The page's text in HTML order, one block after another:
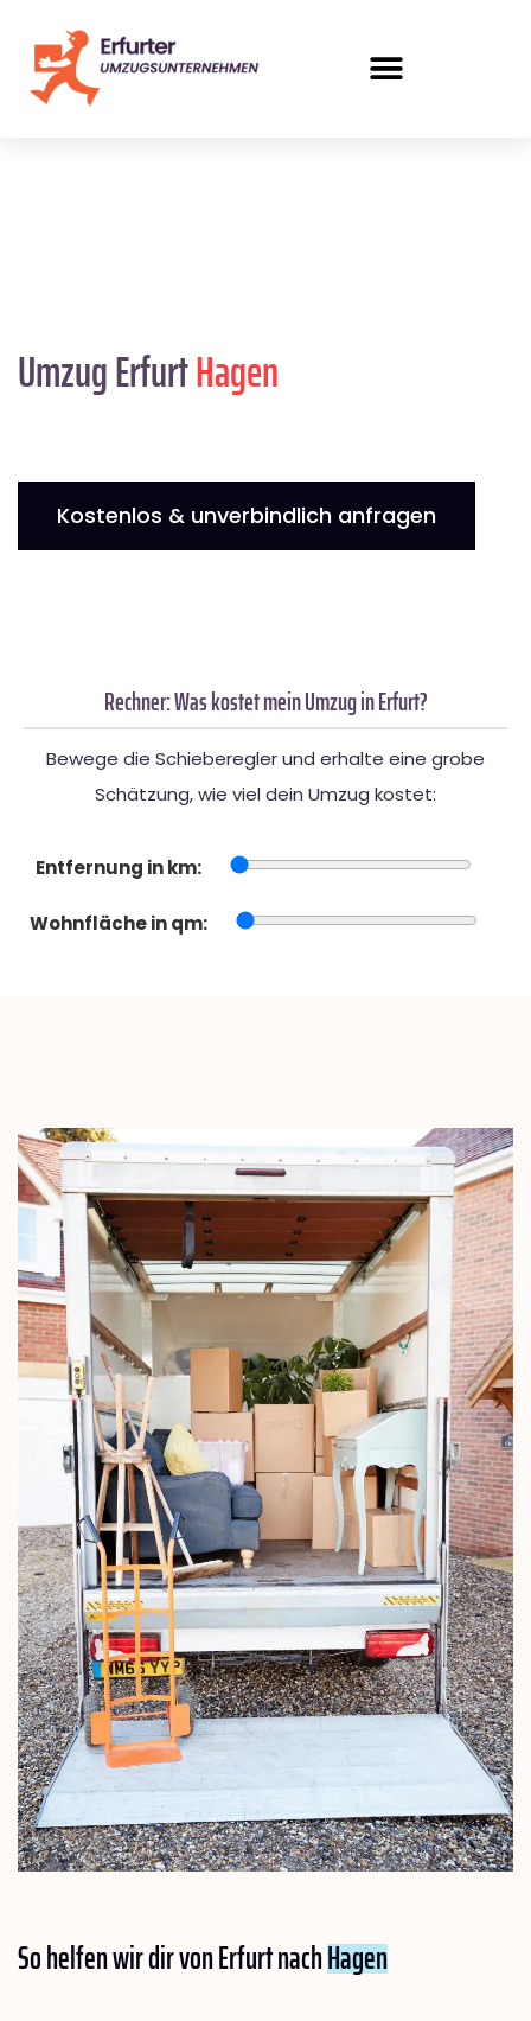
Umzug ErfurtHagen
Kostenlos & unverbindlich anfragen
Rechner: Was kostet mein Umzug in Erfurt?
Bewege die Schieberegler und erhalte eine grobe
Schätzung, wie viel dein Umzug kostet:
Entfernung in km:
Wohnfläche in qm:
So helfen wir dir von Erfurt nachHagen